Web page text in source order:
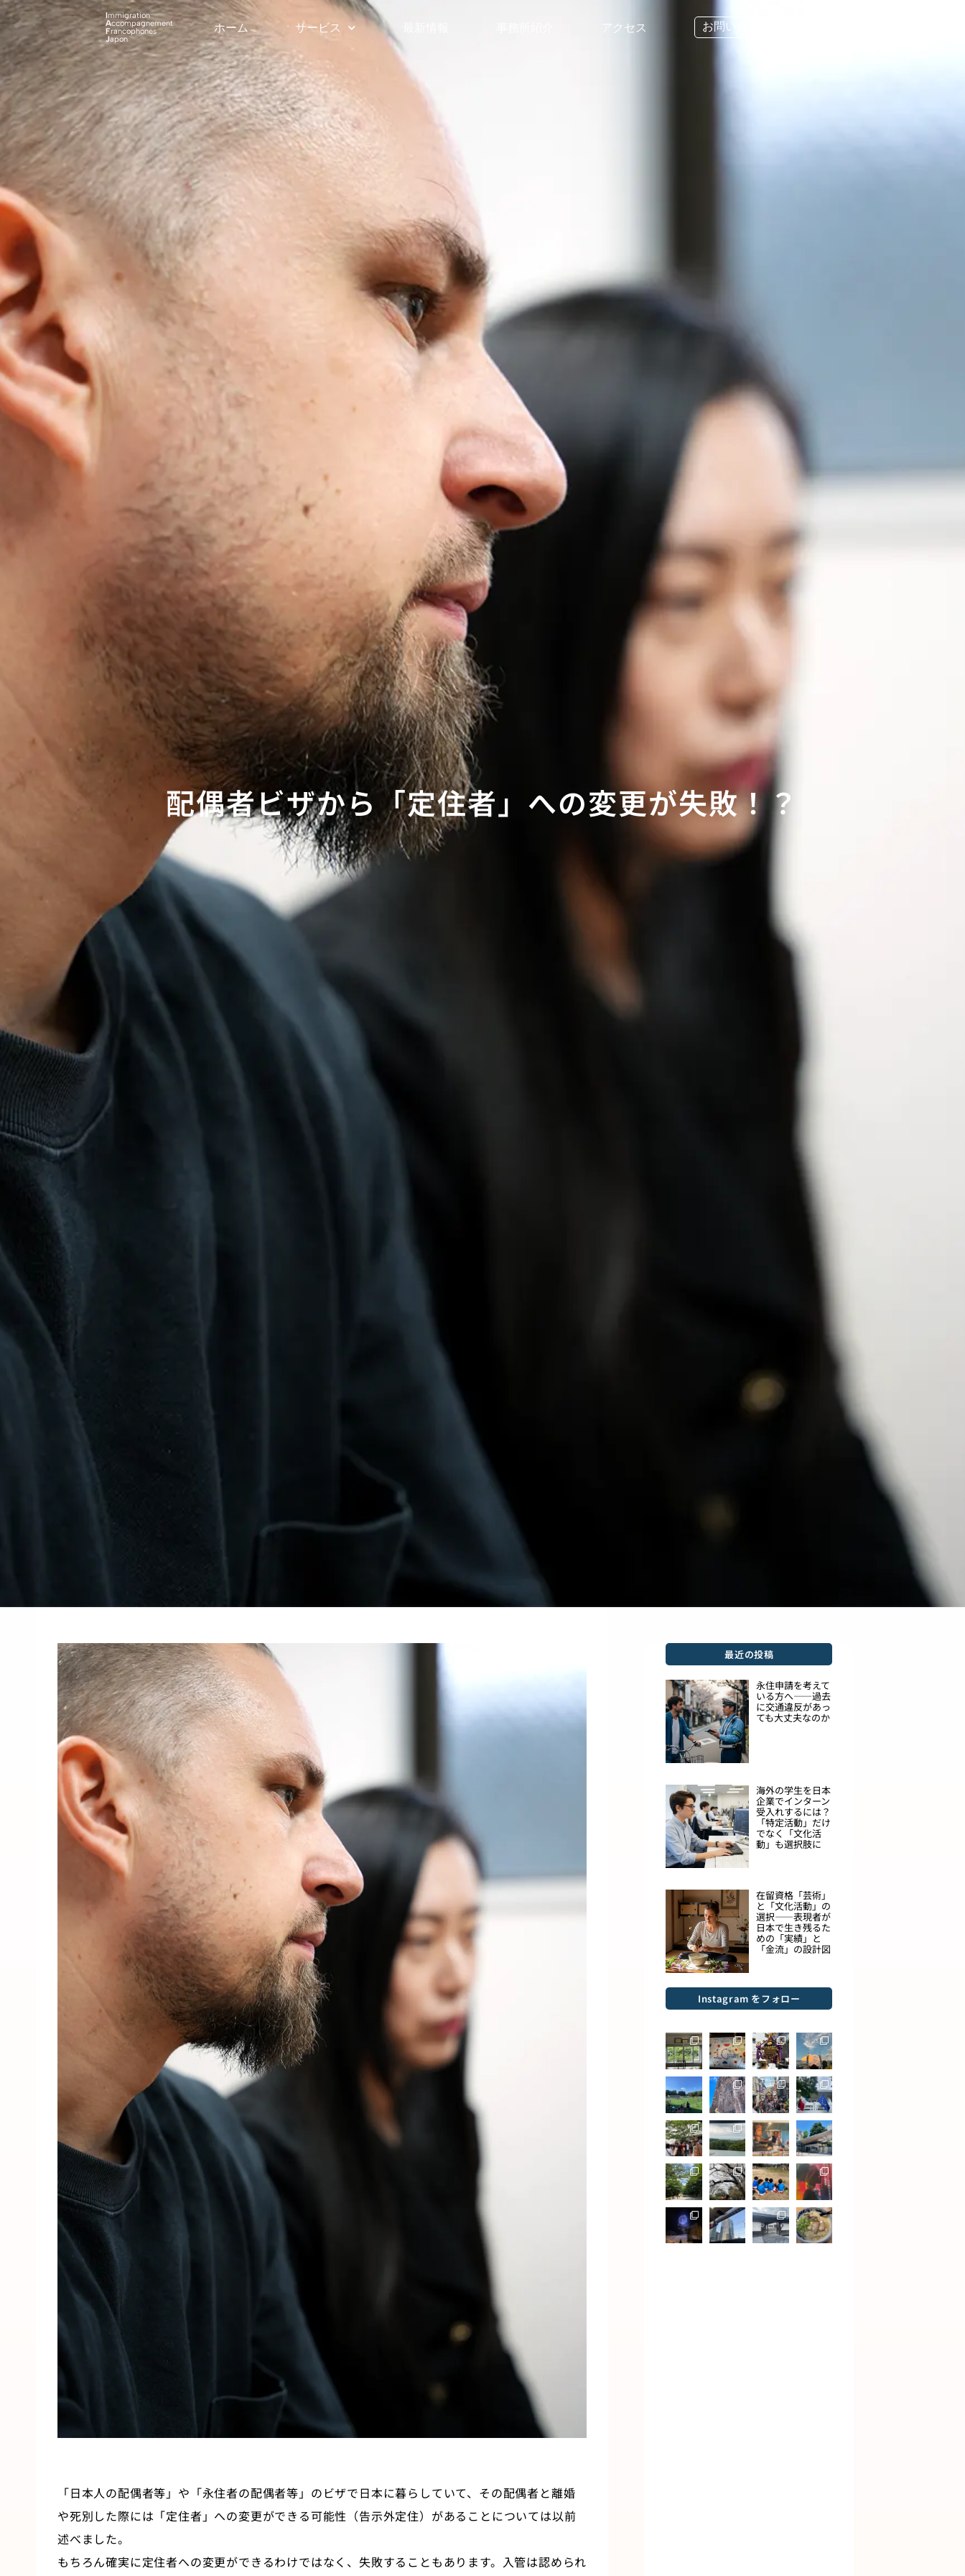
Immigration
Accompagnement
Francophones
Japon
ホーム サービス アクセス お問い合わせ
配偶者ビザから「定住者」への変更が失敗！？
「日本人の配偶者等」や「永住者の配偶者等」のビザで日本に暮らしていて、その配偶者と離婚
や死別した際には「定住者」への変更ができる可能性（告示外定住）があることについては以前
述べました。
もちろん確実に定住者への変更ができるわけではなく、失敗することもあります。入管は認められ
最近の投稿
永住申請を考えて
いる方へ――過去
に交通違反があっ
ても大丈夫なのか
海外の学生を日本
企業でインターン
受入れするには？
「特定活動」だけ
でなく「文化活
動」も選択肢に
在留資格「芸術」
と「文化活動」の
選択――表現者が
日本で生き残るた
めの「実績」と
「金流」の設計図
Instagram をフォロー